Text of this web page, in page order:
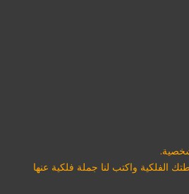
الفلكية واكتب لنا جملة فلكية عنها